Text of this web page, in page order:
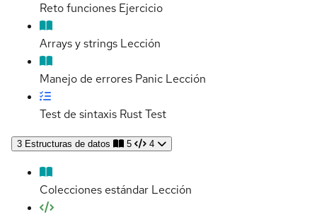
Reto funciones Ejercicio
Arrays y strings Lección
Manejo de errores Panic Lección
Test de sintaxis RustTest
3 Estructuras de datos 5 4
Colecciones estándar Lección